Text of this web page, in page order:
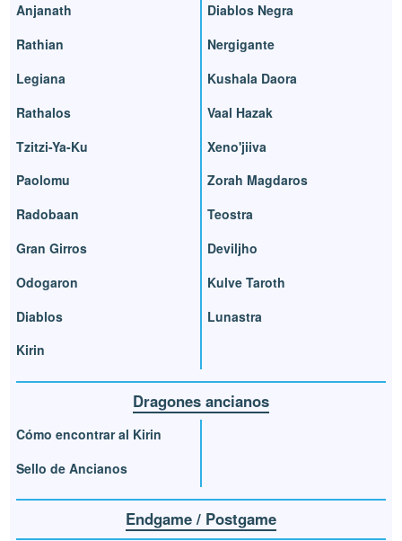
Anjanath
Rathian
Legiana
Rathalos
Tzitzi-Ya-Ku
Paolomu
Radobaan
Gran Girros
Odogaron
Diablos
Kirin
Diablos Negra
Nergigante
Kushala Daora
Vaal Hazak
Xeno'jiiva
Zorah Magdaros
Teostra
Deviljho
Kulve Taroth
Lunastra
Dragones ancianos
Cómo encontrar al Kirin
Sello de Ancianos
Endgame / Postgame